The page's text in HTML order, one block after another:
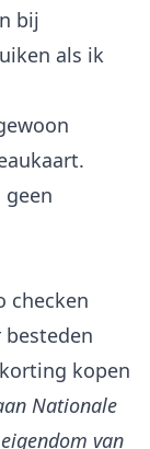
bij
als ik
geen
checken
besteden
kopen
Nationale
van